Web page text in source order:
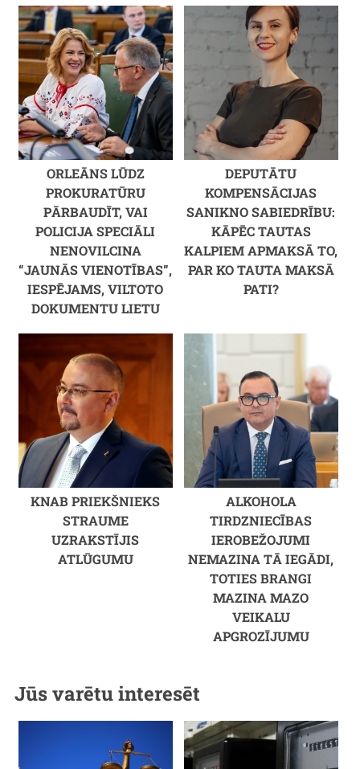
ORLEĀNS LŪDZ
PROKURATŪRU
PĀRBAUDĪT, VAI
POLICIJA SPECIĀLI
NENOVILCINA
“JAUNĀS VIENOTĪBAS”,
IESPĒJAMS, VILTOTO
DOKUMENTU LIETU
DEPUTĀTU
KOMPENSĀCIJAS
SANIKNO SABIEDRĪBU:
KĀPĒC TAUTAS
KALPIEM APMAKSĀ TO,
PAR KO TAUTA MAKSĀ
PATI?
KNAB PRIEKŠNIEKS
STRAUME
UZRAKSTĪJIS
ATLŪGUMU
ALKOHOLA
TIRDZNIECĪBAS
IEROBEŽOJUMI
NEMAZINA TĀ IEGĀDI,
TOTIES BRANGI
MAZINA MAZO
VEIKALU
APGROZĪJUMU
Jūs varētu interesēt